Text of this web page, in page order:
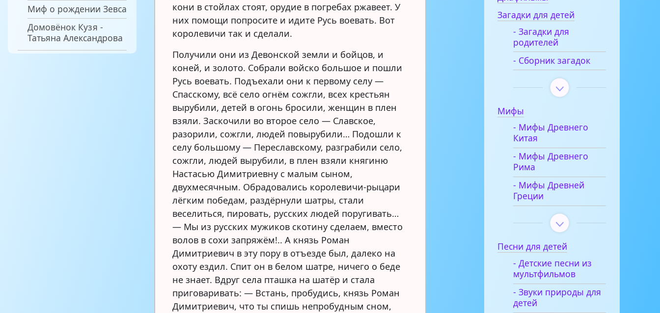
Миф о рождении Зевса
Домовёнок Кузя -
Татьяна Александрова
кони в стойлах стоят, орудие в погребах ржавеет. У
них помощи попросите и идите Русь воевать. Вот
королевичи так и сделали.
Получили они из Девонской земли и бойцов, и
коней, и золото. Собрали войско большое и пошли
Русь воевать. Подъехали они к первому селу —
Спасскому, всё село огнём сожгли, всех крестьян
вырубили, детей в огонь бросили, женщин в плен
взяли. Заскочили во второе село — Славское,
разорили, сожгли, людей повырубили… Подошли к
селу большому — Переславскому, разграбили село,
сожгли, людей вырубили, в плен взяли княгиню
Настасью Димитриевну с малым сыном,
двухмесячным. Обрадовались королевичи-рыцари
лёгким победам, раздёрнули шатры, стали
веселиться, пировать, русских людей поругивать…
— Мы из русских мужиков скотину сделаем, вместо
волов в сохи запряжём!.. А князь Роман
Димитриевич в эту пору в отъезде был, далеко на
охоту ездил. Спит он в белом шатре, ничего о беде
не знает. Вдруг села пташка на шатёр и стала
приговаривать: — Встань, пробудись, князь Роман
Димитриевич, что ты спишь непробудным сном,
Загадки для детей
- Загадки для
родителей
- Сборник загадок
Мифы
- Мифы Древнего
Китая
- Мифы Древнего
Рима
- Мифы Древней
Греции
Песни для детей
- Детские песни из
мультфильмов
- Звуки природы для
детей